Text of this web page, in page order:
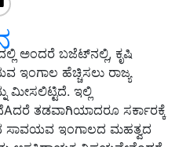
ಅಂದರೆ ಬಜೆಟ್‌ನಲ್ಲಿ, ಕೃಷಿ
ಇಂಗಾಲ ಹೆಚ್ಚಿಸಲು ರಾಜ್ಯ
ಮೀಸಲಿಟ್ಟಿದೆ. ಇಲ್ಲಿ
ತಡವಾಗಿಯಾದರೂ ಸರ್ಕಾರಕ್ಕೆ
ಸಾವಯವ ಇಂಗಾಲದ ಮಹತ್ವದ